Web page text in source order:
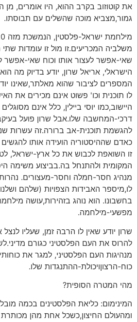
את קוטוזוב בקרב ההוא, היו אומרים,
גמור,מצביא מוכה שהשלים עם תבוסתו.
משלביה המכריעים.זו מול זו עומדות
שאי-אפשר לעצור אותו וכוח שאי-אפשר
הישראלי, אריאל שרון, יודע בדיוק מה
המספרים לציבור שהוא מאלתר,שאינו
לו תוכנית וכו' פשוט אינם מכירים את
היישוב,כמו יוסי ביילין, כלל אינם
דרכי-המחשבה שלו.אבל שרון פועל
להגשמת תוכנית-אב ברורה.זה עשרות
כאדם שההיסטוריה הועידה אותו
זו השואפת לכבוש את כל ארץ-ישראל,
המקומית ולהתנחל בה.בביצוע משימה
מנהיג חסר-חמלה וחסר-מעצורים.
לו,מיספר האבידות הצפויות (שלהם
בחשבונו. הוא נוהג בזהירות,עושה
מפשעי-מילחמה.
שרון יודע שאין לו הרבה זמן, שעליו
להרוס את העם הפלסטיני כגורם
מנהיגות העם הפלסטיני, למגר את
כוח-הרצוןויכולת-ההתנגדות שלו.
מהי המטרה הסופית?
המינימום: כליאת הפלסטינים בכמה
ומהעולם החיצון,כשכל אחת מהן מכותרת